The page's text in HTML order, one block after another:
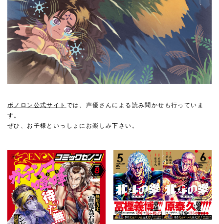
ボノロン公式サイト では、声優さんによる読み聞かせも行っていま
す。
ぜひ、お子様といっしょにお楽しみ下さい。